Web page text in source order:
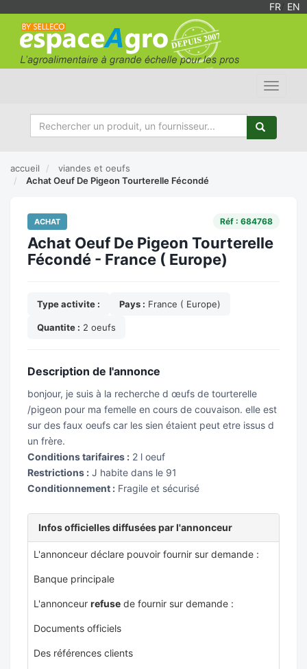
FR EN
Toggle
accueil
viandes et oeufs
Achat Oeuf De Pigeon Tourterelle Fécondé
ACHAT Réf : 684768
Achat Oeuf De Pigeon Tourterelle
Fécondé - France ( Europe)
Type activite : Pays : France ( Europe)
Quantite : 2 oeufs
Description de l'annonce
bonjour, je suis à la recherche d œufs de tourterelle
/pigeon pour ma femelle en cours de couvaison. elle est
sur des faux oeufs car les sien étaient peut etre issus d
un frère.
Conditions tarifaires : 2 l oeuf
Restrictions : J habite dans le 91
Conditionnement : Fragile et sécurisé
Infos officielles diffusées par l'annonceur
L'annonceur déclare pouvoir fournir sur demande :
Banque principale
L'annonceur refuse de fournir sur demande :
Documents officiels
Des références clients